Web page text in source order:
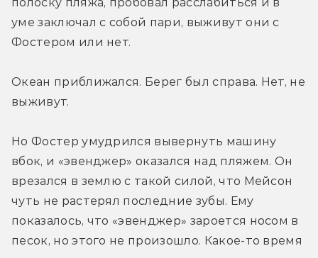
уме заключал с собой пари, выживут они с
Фостером или нет.
Океан приближался. Берег был справа. Нет, не
выживут.
Но Фостер умудрился вывернуть машину
вбок, и «эвенджер» оказался над пляжем. Он
врезался в землю с такой силой, что Мейсон
чуть не растерял последние зубы. Ему
показалось, что «эвенджер» зароется носом в
песок, но этого не произошло. Какое-то время